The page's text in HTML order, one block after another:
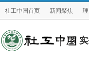
社工中国首页 新闻聚焦